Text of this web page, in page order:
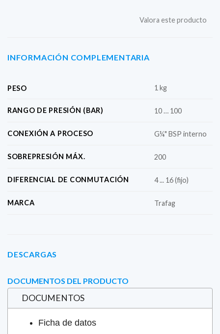
Valora este producto
INFORMACIÓN COMPLEMENTARIA
PESO 1 kg
RANGO DE PRESIÓN (BAR) 10 … 100
CONEXIÓN A PROCESO G¼" BSP interno
SOBREPRESIÓN MÁX. 200
DIFERENCIAL DE CONMUTACIÓN 4 ... 16 (fijo)
MARCA Trafag
DESCARGAS
DOCUMENTOS DEL PRODUCTO
DOCUMENTOS
Ficha de datos